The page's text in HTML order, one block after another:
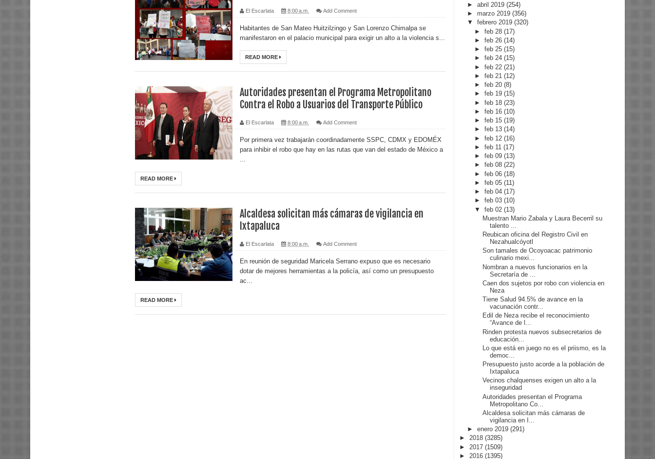
El Escarlata 8:00 a.m. Add Comment
Habitantes de San Mateo Huitzilzingo y San Lorenzo Chimalpa se
manifestaron en el palacio municipal para exigir un alto a la violencia s...
READ MORE
Autoridades presentan el Programa Metropolitano
Contra el Robo a Usuarios del Transporte Público
El Escarlata 8:00 a.m. Add Comment
Por primera vez trabajarán coordinadamente SSPC, CDMX y EDOMÉX
para inhibir el robo que hay en las rutas que van del estado de México a
...
READ MORE
Alcaldesa solicitan más cámaras de vigilancia en
Ixtapaluca
El Escarlata 8:00 a.m. Add Comment
En reunión de seguridad Maricela Serrano expuso que es necesario
dotar de mejores herramientas a la policía, así como un presupuesto
ac...
READ MORE
► abril 2019 (254)
► marzo 2019 (356)
▼ febrero 2019 (320)
►feb 28(17)
►feb 26(14)
►feb 25(15)
►feb 24(15)
►feb 22(21)
►feb 21(12)
►feb 20(8)
►feb 19(15)
►feb 18(23)
►feb 16(10)
►feb 15(19)
►feb 13(14)
►feb 12(16)
►feb 11(17)
►feb 09(13)
►feb 08(22)
►feb 06(18)
►feb 05(11)
►feb 04(17)
►feb 03(10)
▼feb 02(13)
Muestran Mario Zabala y Laura Becerril su
talento ...
Reubican oficina del Registro Civil en
Nezahualcóyotl
Son tamales de Ocoyoacac patrimonio
culinario mexi...
Nombran a nuevos funcionarios en la
Secretaría de ...
Caen dos sujetos por robo con violencia en
Neza
Tiene Salud 94.5% de avance en la
vacunación contr...
Edil de Neza recibe el reconocimiento
“Avance de l...
Rinden protesta nuevos subsecretarios de
educación...
Lo que está en juego no es el priismo, es la
democ...
Presupuesto justo acorde a la población de
Ixtapaluca
Vecinos chalquenses exigen un alto a la
inseguridad
Autoridades presentan el Programa
Metropolitano Co...
Alcaldesa solicitan más cámaras de
vigilancia en I...
► enero 2019 (291)
► 2018 (3285)
► 2017 (1509)
► 2016 (1395)